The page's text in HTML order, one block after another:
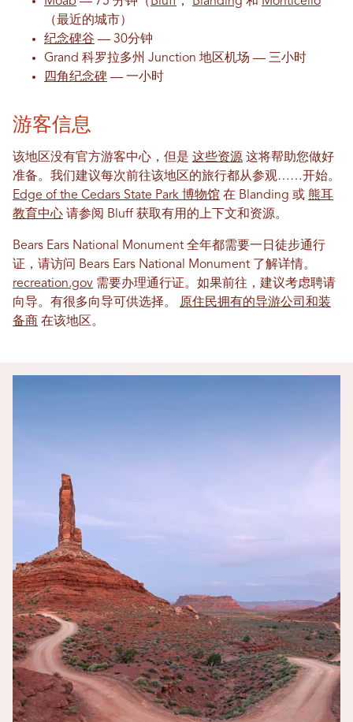
（最近的城市）
纪念碑谷 — 30​​分钟
Grand 科罗拉多州 Junction 地区机场 — 三小时
四角纪念碑 — 一小时
游客信息
该地区没有官方游客中心，但是 这些资源 这将帮助您做好
准备。我们建议每次前往该地区的旅行都从参观……开始。
Edge of the Cedars State Park 博物馆 在 Blanding 或 熊耳
教育中心 请参阅 Bluff 获取有用的上下文和资源。
Bears Ears National Monument 全年都需要一日徒步通行
证，请访问 Bears Ears National Monument 了解详情。
recreation.gov 需要办理通行证。如果前往，建议考虑聘请
向导。有很多向导可供选择。 原住民拥有的导游公司和装
备商 在该地区。